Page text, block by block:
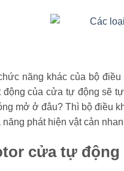
năng khác của bộ
động của cửa tự động sẽ
mở ở đâu? Thì bộ điều
năng phát hiện vật cản
cửa tự động